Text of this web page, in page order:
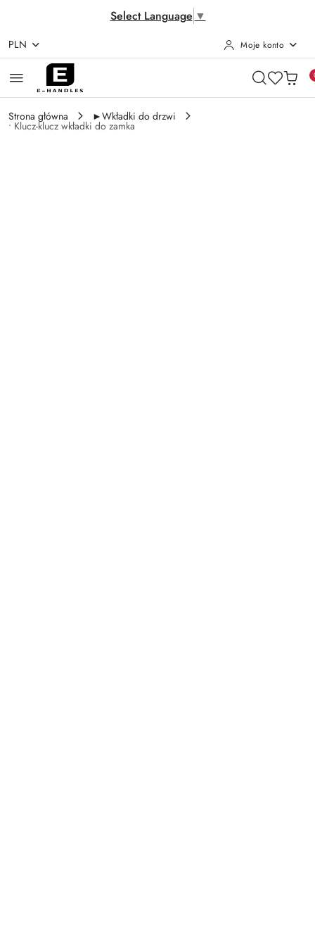
Select Language ▼
Przejdź do treści głównej
Przejdź do wyszukiwarki
Przejdź do moje konto
Przejdź do menu głównego
Przejdź do opisu produktu
Przejdź do stopki
PLN Moje konto
Strona główna ►Wkładki do drzwi
• Klucz-klucz wkładki do zamka